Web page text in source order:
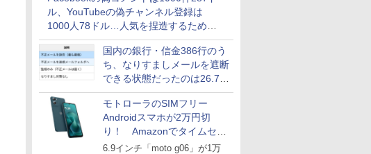
ル、YouTubeの偽チャンネル登録は
1000人78ドル…人気を捏造するための
価格リストが公開中
国内の銀行・信金386行のう
ち、なりすましメールを遮断
できる状態だったのは26.7％
にとどまる～GMOブランド
セキュリティ調査
モトローラのSIMフリー
Androidスマホが2万円切
り！ Amazonでタイムセー
ル
6.9インチ「moto g06」が1万